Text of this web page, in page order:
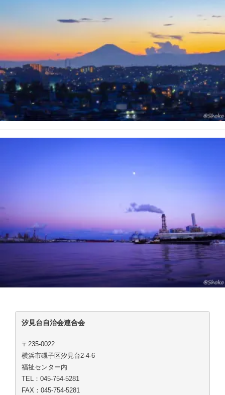
汐見台自治会連合会
〒235-0022
横浜市磯子区汐見台2-4-6
福祉センター内
TEL：045-754-5281
FAX：045-754-5281